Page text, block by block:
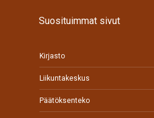
Suosituimmat sivut
Kirjasto
Liikuntakeskus
Päätöksenteko